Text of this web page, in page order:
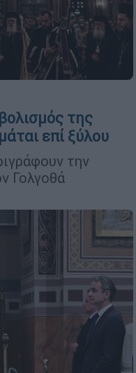
της
επί ξύλου
την
Γολγοθά